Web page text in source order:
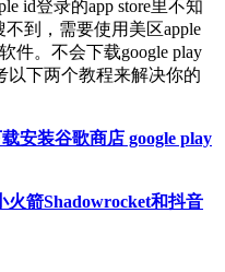
id登录的app store里不知
到，需要使用美区apple
件。不会下载google play
以下两个教程来解决你的
安装谷歌商店 google play
箭Shadowrocket和抖音